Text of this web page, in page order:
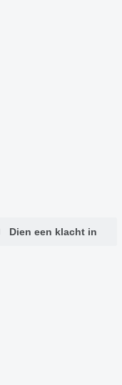
Dien een klacht in